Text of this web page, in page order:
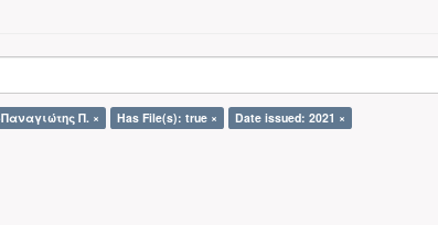
Π. × Has File(s): true × Date issued: 2021 ×